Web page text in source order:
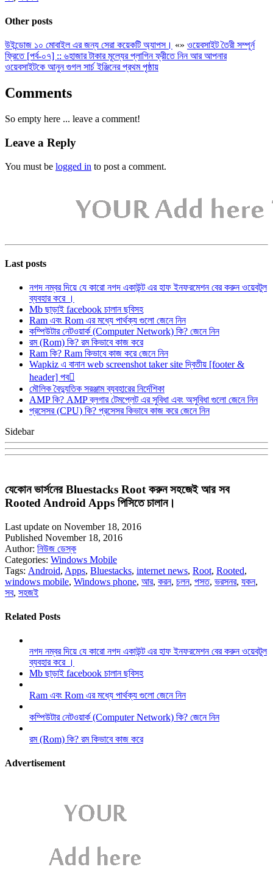
Other posts
উইন্ডোজ ১০ মোবাইল এর জন্য সেরা কয়েকটি অ্যাপস। «» ওয়েবসাইট তৈরী সম্পূর্ন
ফ্রিতে [পর্ব-০৭] :: ৬হাজার টাকার মূল্যের প্লাগিন ফ্রীতে নিন আর আপনার
ওয়েবসাইটকে আনুন গুগল সার্চ ইঞ্জিনের প্রথম পৃষ্ঠায়
Comments
So empty here ... leave a comment!
Leave a Reply
You must be logged in to post a comment.
Last posts
নগদ নম্বর দিয়ে যে কারো নগদ একাউন্ট এর হাফ ইনফরমেশন বের করুন ওয়েবটুল
ব্যবহার করে ।
Mb ছাড়াই facebook চালান ছবিসহ
Ram এবং Rom এর মধ্যে পার্থক্য গুলো জেনে নিন
কম্পিউটার নেটওয়ার্ক (Computer Network) কি? জেনে নিন
রম (Rom) কি? রম কিভাবে কাজ করে
Ram কি? Ram কিভাবে কাজ করে জেনে নিন
Wapkiz এ বানান web screenshot taker site দ্বিতীয় [footer &
header] পব
মৌলিক বৈদ্যুতিক সরঞ্জাম ব্যবহারের নির্দেশিকা
AMP কি? AMP ব্লগার টেমপ্লেট এর সুবিধা এবং অসুবিধা গুলো জেনে নিন
প্রসেসর (CPU) কি? প্রসেসর কিভাবে কাজ করে জেনে নিন
Sidebar
যেকোন ভার্সনের Bluestacks Root করুন সহজেই আর সব
Rooted Android Apps পিসিতে চালান।
Last update on November 18, 2016
Published November 18, 2016
Author: নিউজ ডেস্ক
Categories: Windows Mobile
Tags: Android, Apps, Bluestacks, internet news, Root, Rooted,
windows mobile, Windows phone, আর, করন, চলন, পসত, ভরসনর, যকন,
সব, সহজই
Related Posts
নগদ নম্বর দিয়ে যে কারো নগদ একাউন্ট এর হাফ ইনফরমেশন বের করুন ওয়েবটুল
ব্যবহার করে ।
Mb ছাড়াই facebook চালান ছবিসহ
Ram এবং Rom এর মধ্যে পার্থক্য গুলো জেনে নিন
কম্পিউটার নেটওয়ার্ক (Computer Network) কি? জেনে নিন
রম (Rom) কি? রম কিভাবে কাজ করে
Advertisement